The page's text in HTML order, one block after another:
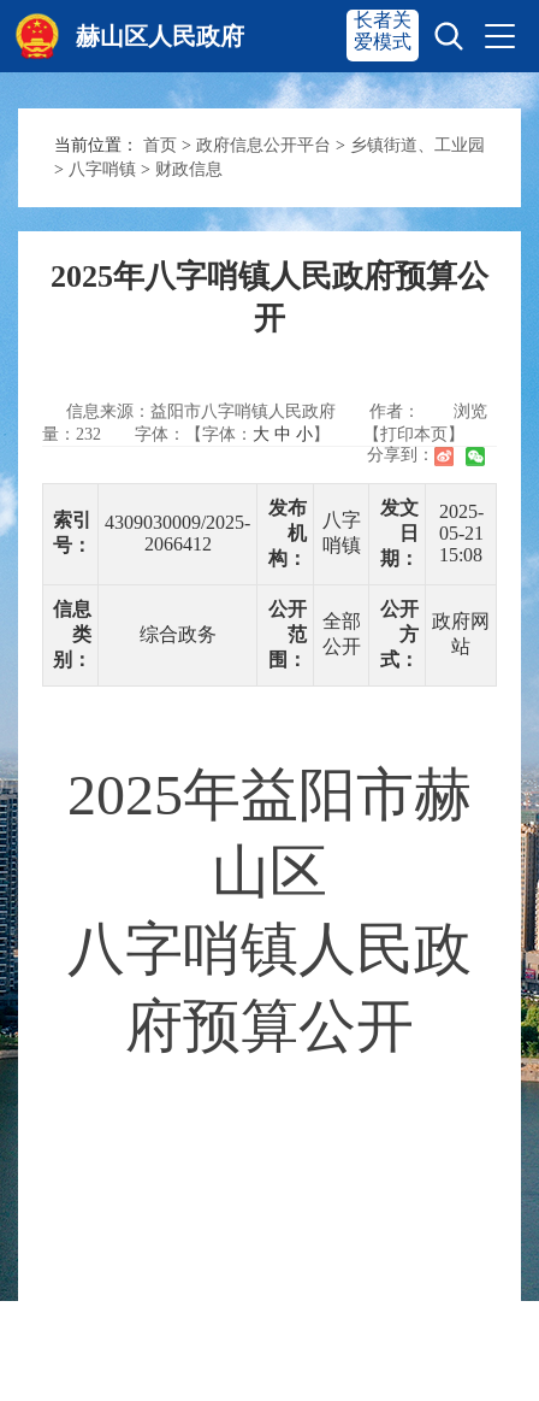
赫山区人民政府
赫山首页 奋进赫山
互动交流
长者关
爱模式
当前位置： 首页 > 政府信息公开平台 > 乡镇街道、工业园
> 八字哨镇 > 财政信息
2025年八字哨镇人民政府预算公
开
信息来源：益阳市八字哨镇人民政府 作者：
浏览
量： 232 字体：【字体： 大 中 小】
【打印本页】
分享到：
索引
号：
4309030009/2025-
2066412
发布
机
构：
八字
哨镇
发文
日
期：
2025-
05-21
15:08
信息
类
别：
综合政务
公开
范
围：
全部
公开
公开
方
式：
政府网
站
2025年益阳市赫
山区
八字哨镇人民政
府预算公开